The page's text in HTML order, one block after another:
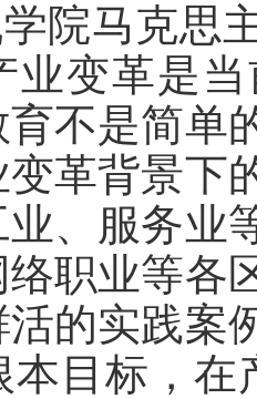
学院马克思
业变革是
不是简单
革背景下
业、服务业
职业等各
的实践案
本目标，在